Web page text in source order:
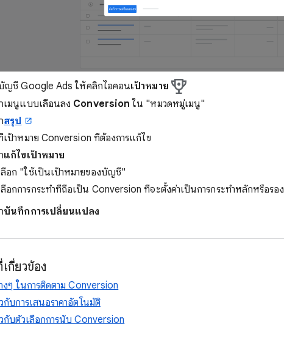
ญชี Google Ads ให้คลิกไอคอนเป้าหมาย
เมนูแบบเลื่อนลง Conversionใน "หมวดหมู่เมนู"
สรุป
เป้าหมาย Conversion ที่ต้องการแก้ไข
แก้ไขเป้าหมาย
ลือก "ใช้เป็นเป้าหมายของบัญชี"
ลือกการกระทําที่ถือเป็น Conversion ที่จะตั้งค่าเป็นการกระทําหลักหรือรอง
บันทึกการเปลี่ยนแปลง
กี่ยวข้อง
งๆ ในการติดตาม Conversion
กับการเสนอราคาอัตโนมัติ
กับตัวเลือกการนับ Conversion